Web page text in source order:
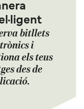
bitllets
i
els teus
des de